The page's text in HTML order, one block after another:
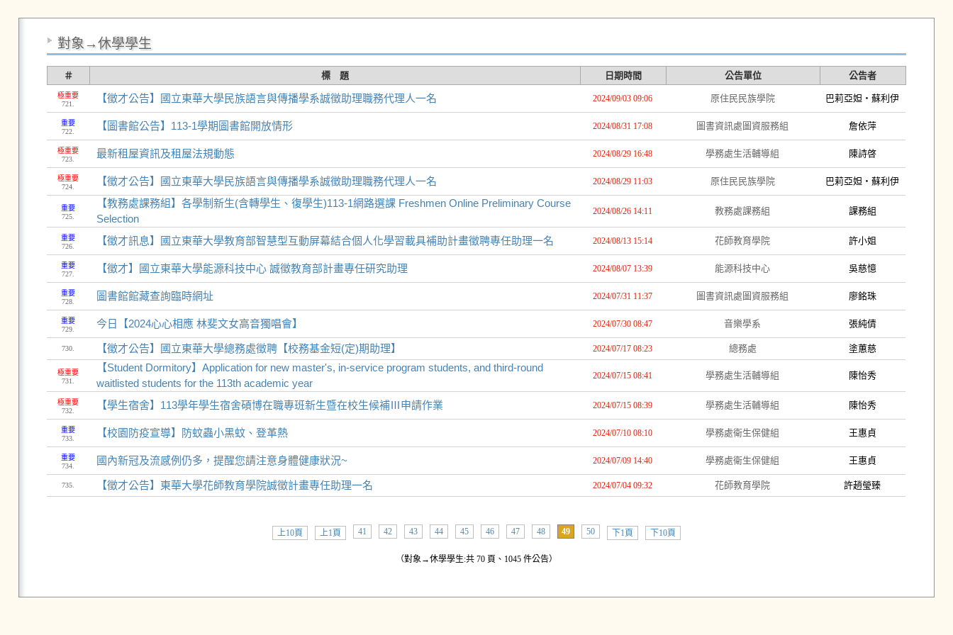
對象→休學學生
＃ 標 題 日期時間 公告單位 公告者
極重要
721.
【徵才公告】國立東華大學民族語言與傳播學系誠徵助理職務代理人一名 2024/09/03 09:06 原住民民族學院 巴莉亞妲‧蘇利伊
重要
722.
【圖書館公告】113-1學期圖書館開放情形 2024/08/31 17:08 圖書資訊處圖資服務組 詹依萍
極重要
723.
最新租屋資訊及租屋法規動態 2024/08/29 16:48 學務處生活輔導組 陳詩啓
極重要
724.
【徵才公告】國立東華大學民族語言與傳播學系誠徵助理職務代理人一名 2024/08/29 11:03 原住民民族學院 巴莉亞妲‧蘇利伊
重要
725.
【教務處課務組】各學制新生(含轉學生、復學生)113-1網路選課 Freshmen Online Preliminary Course
Selection
2024/08/26 14:11 教務處課務組 課務組
重要
726.
【徵才訊息】國立東華大學教育部智慧型互動屏幕結合個人化學習載具補助計畫徵聘專任助理一名 2024/08/13 15:14 花師教育學院 許小姐
重要
727.
【徵才】國立東華大學能源科技中心 誠徵教育部計畫專任研究助理 2024/08/07 13:39 能源科技中心 吳慈憶
重要
728.
圖書館館藏查詢臨時網址 2024/07/31 11:37 圖書資訊處圖資服務組 廖銘珠
重要
729.
今日【2024心心相應 林斐文女高音獨唱會】 2024/07/30 08:47 音樂學系 張純倩
730. 【徵才公告】國立東華大學總務處徵聘【校務基金短(定)期助理】 2024/07/17 08:23 總務處 塗蕙慈
極重要
731.
【Student Dormitory】Application for new master's, in-service program students, and third-round
waitlisted students for the 113th academic year
2024/07/15 08:41 學務處生活輔導組 陳怡秀
極重要
732.
【學生宿舍】113學年學生宿舍碩博在職專班新生暨在校生候補Ⅲ申請作業 2024/07/15 08:39 學務處生活輔導組 陳怡秀
重要
733.
【校園防疫宣導】防蚊蟲小黑蚊、登革熱 2024/07/10 08:10 學務處衛生保健組 王惠貞
重要
734.
國內新冠及流感例仍多，提醒您請注意身體健康狀況~ 2024/07/09 14:40 學務處衛生保健組 王惠貞
735. 【徵才公告】東華大學花師教育學院誠徵計畫專任助理一名 2024/07/04 09:32 花師教育學院 許趙瑩臻
上10頁 上1頁 41 42 43 44 45 46 47 48 49 50 下1頁 下10頁
（對象→休學學生:共 70 頁、1045 件公告）